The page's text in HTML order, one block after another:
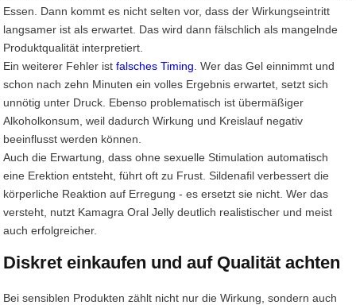
Essen. Dann kommt es nicht selten vor, dass der Wirkungseintritt
langsamer ist als erwartet. Das wird dann fälschlich als mangelnde
Produktqualität interpretiert.
Ein weiterer Fehler istfalsches Timing . Wer das Gel einnimmt und
schon nach zehn Minuten ein volles Ergebnis erwartet, setzt sich
unnötig unter Druck. Ebenso problematisch ist übermäßiger
Alkoholkonsum, weil dadurch Wirkung und Kreislauf negativ
beeinflusst werden können.
Auch die Erwartung, dass ohne sexuelle Stimulation automatisch
eine Erektion entsteht, führt oft zu Frust. Sildenafil verbessert die
körperliche Reaktion auf Erregung - es ersetzt sie nicht. Wer das
versteht, nutzt Kamagra Oral Jelly deutlich realistischer und meist
auch erfolgreicher.
Diskret einkaufen und auf Qualität achten
Bei sensiblen Produkten zählt nicht nur die Wirkung, sondern auch